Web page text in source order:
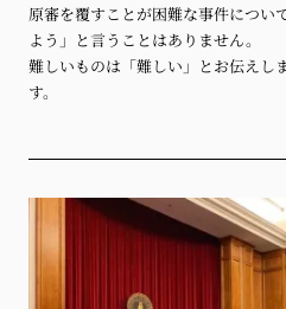
原審を覆すことが困難な事件につい
よう」と言うことはありません。
難しいものは「難しい」とお伝えし
す。